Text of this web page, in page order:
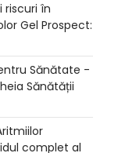
în
Gel Prospect:
Sănătate -
Sănătății
complet al